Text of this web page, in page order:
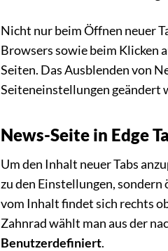
Nicht nur beim Öffnen neuer
Browsers sowie beim Klicken
Seiten. Das Ausblenden von
Seiteneinstellungen geändert
News-Seite in Edge
Um den Inhalt neuer Tabs
zu den Einstellungen,
vom Inhalt findet sich rechts
Zahnrad wählt man aus der
Benutzerdefiniert.